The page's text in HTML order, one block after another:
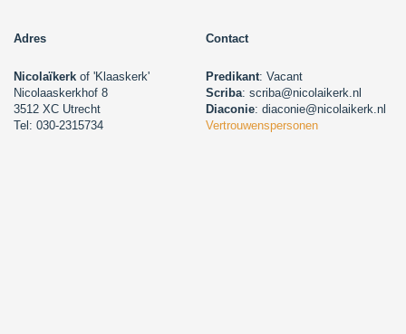
Adres Contact
Nicolaïkerk of 'Klaaskerk'
Nicolaaskerkhof 8
3512 XC Utrecht
Tel: 030-2315734
Predikant: Vacant
Scriba: scriba@nicolaikerk.nl
Diaconie: diaconie@nicolaikerk.nl
Vertrouwenspersonen